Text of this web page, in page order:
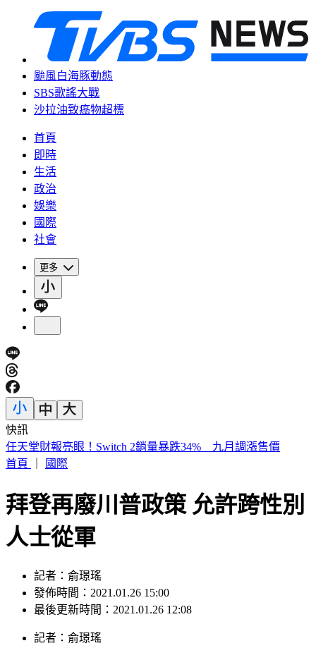
颱風白海豚動態
SBS歌謠大戰
沙拉油致癌物超標
首頁
即時
生活
政治
娛樂
國際
社會
更多
快訊
開砲東發號不厚道 詹江村：沒必要先找蔣萬安簽名再嘲諷
首頁
國際
拜登再廢川普政策 允許跨性別
人士從軍
記者：俞璟瑤
發佈時間：2021.01.26 15:00
最後更新時間：2021.01.26 12:08
記者 ： 俞璟瑤